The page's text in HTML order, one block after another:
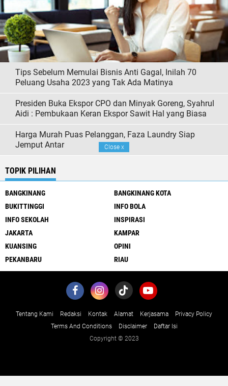
Tips Sebelum Memulai Bisnis Anti Gagal, Inilah 70
Peluang Usaha 2023 yang Tak Ada Matinya
Presiden Buka Ekspor CPO dan Minyak Goreng, Syahrul
Aidi : Pembukaan Keran Ekspor Sawit Hal yang Biasa
Harga Murah Puas Pelanggan, Faza Laundry Siap
Jemput Antar
TOPIK PILIHAN
BANGKINANG
BANGKINANG KOTA
BUKITTINGGI
INFO BOLA
INFO SEKOLAH
INSPIRASI
JAKARTA
KAMPAR
KUANSING
OPINI
PEKANBARU
RIAU
Tentang Kami Redaksi Kontak Alamat Kerjasama
Privacy Policy
Terms And Conditions
Disclaimer
Daftar Isi
Copyright © 2023
Close x